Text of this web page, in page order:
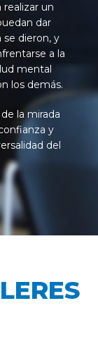
realizar un
dar
se dieron, y
a la
mental
los demás.
la mirada
y
del